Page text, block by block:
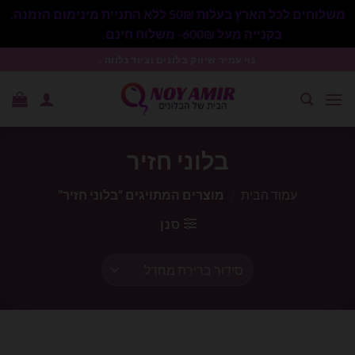
משלוחים לכל הארץ בעלות 50₪ ללא התניית מינימום הזמנה.
בקנייה מעל 600₪- משלוח חינם.
בלוני חזיר
עמוד הבית
מוצרים המתויגים “בלוני חזיר”
סנן